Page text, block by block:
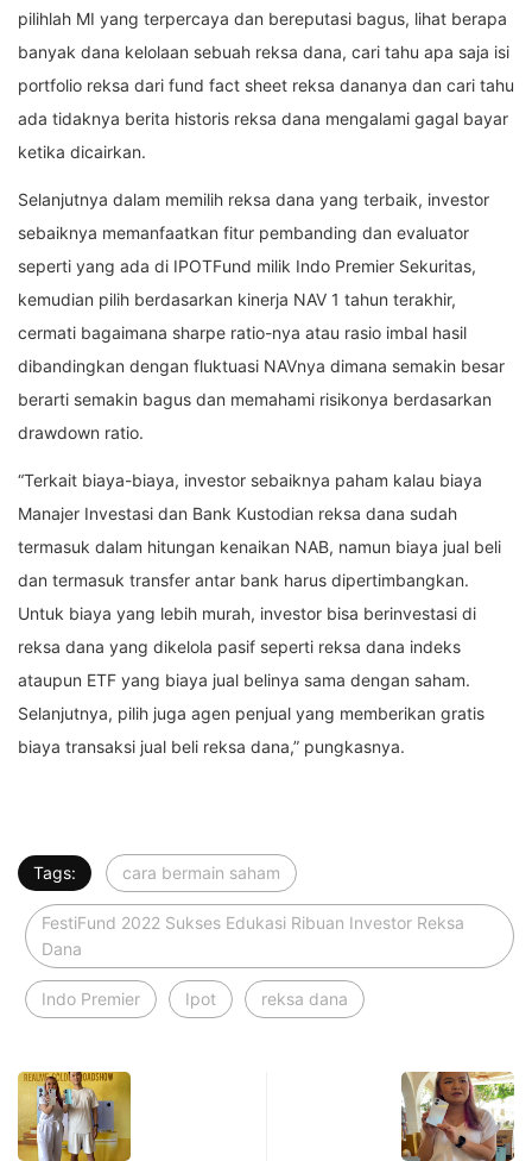
pilihlah MI yang terpercaya dan bereputasi bagus, lihat berapa
banyak dana kelolaan sebuah reksa dana, cari tahu apa saja isi
portfolio reksa dari fund fact sheet reksa dananya dan cari tahu
ada tidaknya berita historis reksa dana mengalami gagal bayar
ketika dicairkan.
Selanjutnya dalam memilih reksa dana yang terbaik, investor
sebaiknya memanfaatkan fitur pembanding dan evaluator
seperti yang ada di IPOTFund milik Indo Premier Sekuritas,
kemudian pilih berdasarkan kinerja NAV 1 tahun terakhir,
cermati bagaimana sharpe ratio-nya atau rasio imbal hasil
dibandingkan dengan fluktuasi NAVnya dimana semakin besar
berarti semakin bagus dan memahami risikonya berdasarkan
drawdown ratio.
“Terkait biaya-biaya, investor sebaiknya paham kalau biaya
Manajer Investasi dan Bank Kustodian reksa dana sudah
termasuk dalam hitungan kenaikan NAB, namun biaya jual beli
dan termasuk transfer antar bank harus dipertimbangkan.
Untuk biaya yang lebih murah, investor bisa berinvestasi di
reksa dana yang dikelola pasif seperti reksa dana indeks
ataupun ETF yang biaya jual belinya sama dengan saham.
Selanjutnya, pilih juga agen penjual yang memberikan gratis
biaya transaksi jual beli reksa dana,” pungkasnya.
Tags: cara bermain saham
FestiFund 2022 Sukses Edukasi Ribuan Investor Reksa
Dana
Indo Premier Ipot reksa dana